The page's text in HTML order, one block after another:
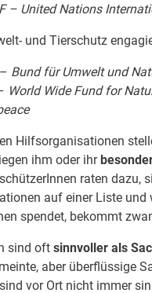
– United Nations
und Tierschutz
Bund für Umwelt und
World Wide Fund for
Hilfsorganisationen
ihm oder ihr
raten dazu,
auf einer Liste und
spendet, bekommt
sind oft sinnvoller als
aber überflüssige
vor Ort nicht immer